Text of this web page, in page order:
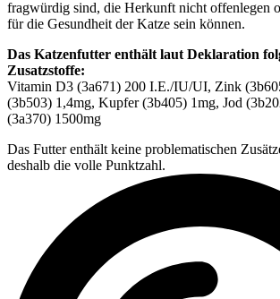
fragwürdig sind, die Herkunft nicht offenlegen
für die Gesundheit der Katze sein können.
Das Katzenfutter enthält laut Deklaration
Zusatzstoffe:
Vitamin D3 (3a671) 200 I.E./IU/UI, Zink
(3b503) 1,4mg, Kupfer (3b405) 1mg, Jod
(3a370) 1500mg
Das Futter enthält keine problematischen
deshalb die volle Punktzahl.